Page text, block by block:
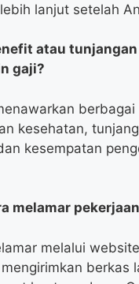
lanjut setelah
atau
gaji?
kesehatan,
kesempatan
melamar
melalui
berkas